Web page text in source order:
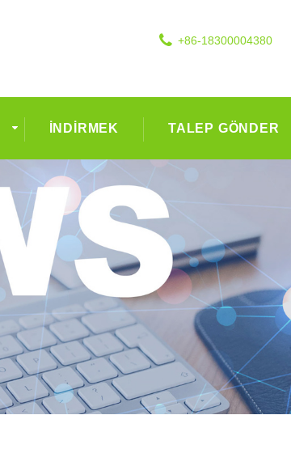
+86-18300004380
İNDIRMEK TALEP GÖNDER